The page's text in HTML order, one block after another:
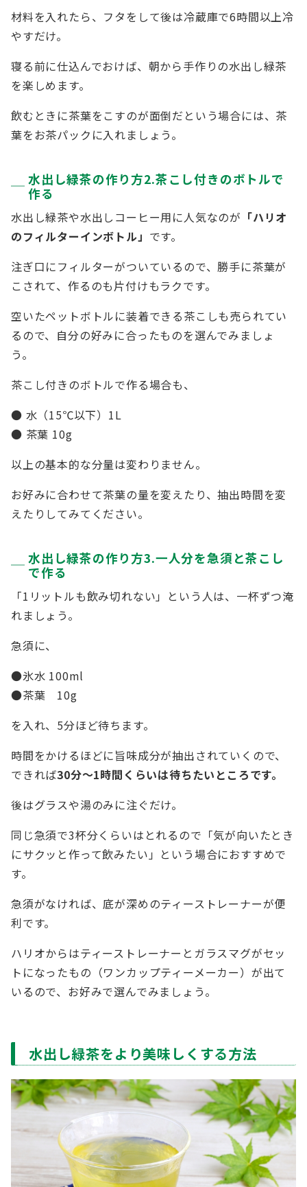
材料を入れたら、フタをして後は冷蔵庫で6時間以上冷
やすだけ。
寝る前に仕込んでおけば、朝から手作りの水出し緑茶
を楽しめます。
飲むときに茶葉をこすのが面倒だという場合には、茶
葉をお茶パックに入れましょう。
水出し緑茶の作り方2.茶こし付きのボトルで
作る
水出し緑茶や水出しコーヒー用に人気なのが 「ハリオ
のフィルターインボトル」 です。
注ぎ口にフィルターがついているので、勝手に茶葉が
こされて、作るのも片付けもラクです。
空いたペットボトルに装着できる茶こしも売られてい
るので、自分の好みに合ったものを選んでみましょ
う。
茶こし付きのボトルで作る場合も、
● 水（15℃以下）1L
● 茶葉 10g
以上の基本的な分量は変わりません。
お好みに合わせて茶葉の量を変えたり、抽出時間を変
えたりしてみてください。
水出し緑茶の作り方3.一人分を急須と茶こし
で作る
「1リットルも飲み切れない」という人は、一杯ずつ淹
れましょう。
急須に、
●氷水 100ml
●茶葉 10g
を入れ、5分ほど待ちます。
時間をかけるほどに旨味成分が抽出されていくので、
できれば30分～1時間くらいは待ちたいところです。
後はグラスや湯のみに注ぐだけ。
同じ急須で3杯分くらいはとれるので「気が向いたとき
にサクッと作って飲みたい」という場合におすすめで
す。
急須がなければ、底が深めのティーストレーナーが便
利です。
ハリオからはティーストレーナーとガラスマグがセッ
トになったもの（ワンカップティーメーカー）が出て
いるので、お好みで選んでみましょう。
水出し緑茶をより美味しくする方法